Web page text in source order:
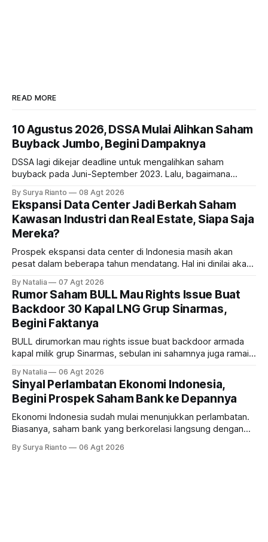
READ MORE
10 Agustus 2026, DSSA Mulai Alihkan Saham
Buyback Jumbo, Begini Dampaknya
DSSA lagi dikejar deadline untuk mengalihkan saham
buyback pada Juni-September 2023. Lalu, bagaimana
By Surya Rianto 08 Agt 2026
Ekspansi Data Center Jadi Berkah Saham
Kawasan Industri dan Real Estate, Siapa Saja
Mereka?
Prospek ekspansi data center di Indonesia masih akan
pesat dalam beberapa tahun mendatang. Hal ini dinilai akan
estate, ada siapa saja mereka?
By Natalia 07 Agt 2026
Rumor Saham BULL Mau Rights Issue Buat
Backdoor 30 Kapal LNG Grup Sinarmas,
Begini Faktanya
BULL dirumorkan mau rights issue buat backdoor armada
kapal milik grup Sinarmas, sebulan ini sahamnya juga ramai
masih menarik dilirik?
By Natalia 06 Agt 2026
Sinyal Perlambatan Ekonomi Indonesia,
Begini Prospek Saham Bank ke Depannya
Ekonomi Indonesia sudah mulai menunjukkan perlambatan.
Biasanya, saham bank yang berkorelasi langsung dengan
bank ke depannya?
By Surya Rianto 06 Agt 2026